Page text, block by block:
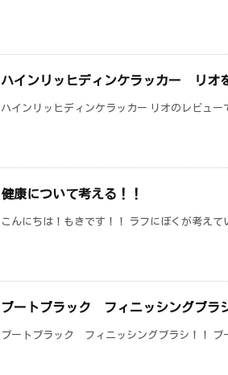
ハインリッヒディンケラッカー リオ
ハインリッヒディンケラッカー リオのレビュ
健康について考える！！
こんにちは！もきです！！ ラフにぼくが考え
ブートブラック フィニッシングブラ
ブートブラック フィニッシングブラシ！！ ブ